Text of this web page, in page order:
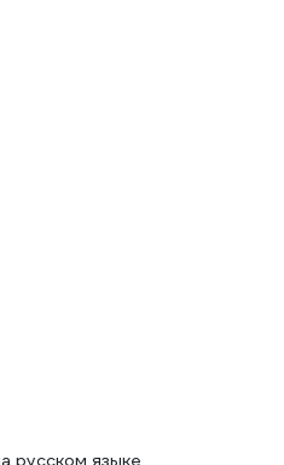
русском языке